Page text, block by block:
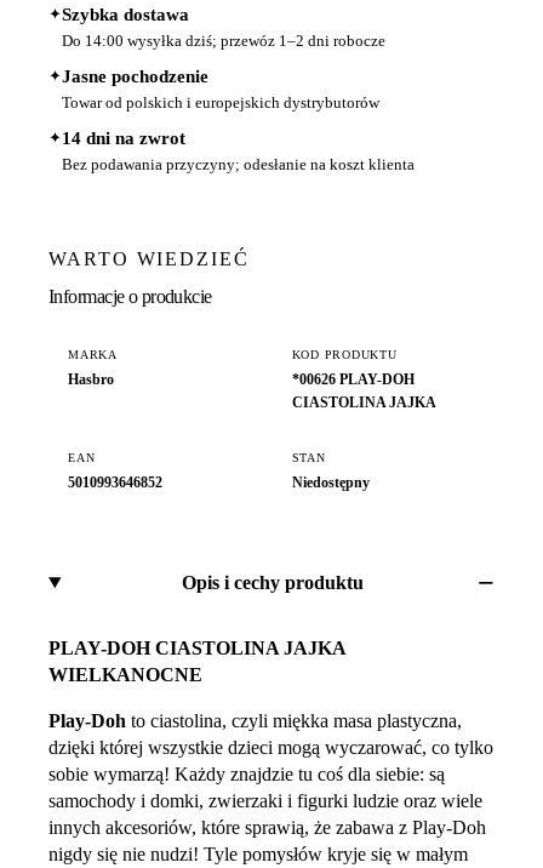
✦Szybka dostawa
Do 14:00 wysyłka dziś; przewóz 1–2 dni robocze
✦Jasne pochodzenie
Towar od polskich i europejskich dystrybutorów
✦14 dni na zwrot
Bez podawania przyczyny; odesłanie na koszt klienta
WARTO WIEDZIEĆ
Informacje o produkcie
MARKA
Hasbro
KOD PRODUKTU
*00626 PLAY-DOH
CIASTOLINA JAJKA
EAN
5010993646852
STAN
Niedostępny
Opis i cechy produktu
PLAY-DOH CIASTOLINA JAJKA
WIELKANOCNE
Play-Doh to ciastolina, czyli miękka masa plastyczna,
dzięki której wszystkie dzieci mogą wyczarować, co tylko
sobie wymarzą! Każdy znajdzie tu coś dla siebie: są
samochody i domki, zwierzaki i figurki ludzie oraz wiele
innych akcesoriów, które sprawią, że zabawa z Play-Doh
nigdy się nie nudzi! Tyle pomysłów kryje się w małym